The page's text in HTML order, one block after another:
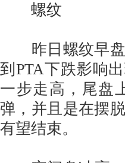
螺纹
昨日螺纹早盘
到PTA下跌影响
一步走高，尾盘
弹，并且是在摆
有望结束。